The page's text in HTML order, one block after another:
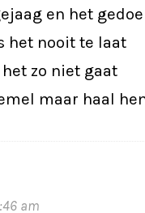
en het gedoe
het nooit te laat
zo niet gaat
maar haal
am